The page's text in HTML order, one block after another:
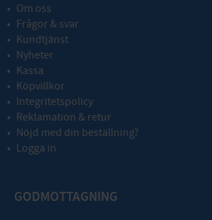
Om oss
Frågor & svar
Kundtjänst
Nyheter
Kassa
Köpvillkor
Integritetspolicy
Reklamation & retur
Nöjd med din beställning?
Logga in
GODMOTTAGNING